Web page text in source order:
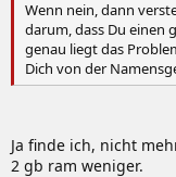
Wenn nein, dann
darum, dass Du einen
genau liegt das
Dich von der
Ja finde ich, nicht
2 gb ram weniger.